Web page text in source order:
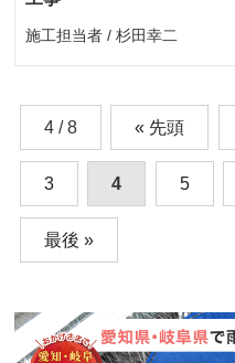
施工担当者 / 杉田幸二
4 / 8 « 先頭
3 4 5
最後 »